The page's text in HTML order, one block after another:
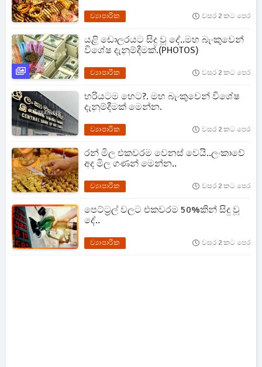
ව්‍යාපාරික වසර 2 කට පෙර
යළි ඩොලරයට සිදු වූ දේ..මහ බැංකුවෙන්
විශේෂ දැනුම්දීමක්.(PHOTOS)
ව්‍යාපාරික වසර 2 කට පෙර
හරියටම හෙට?. මහ බැංකුවෙන් විශේෂ
දැනුම්දීමක් මෙන්න.
ව්‍යාපාරික වසර 2 කට පෙර
රන් මිල එකවරම වෙනස් වෙයි..ලංකාවේ
අද මිල ගණන් මෙන්න..
ව්‍යාපාරික වසර 2 කට පෙර
පෙට්ට්‍රල් වලට එකවරම 50%කින් සිදු වූ
දේ..
ව්‍යාපාරික වසර 2 කට පෙර